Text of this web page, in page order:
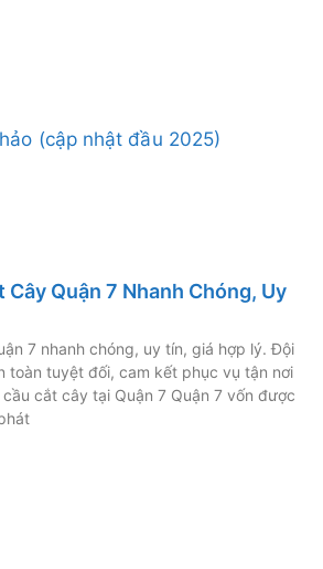
Cây Quận 7 Nhanh Chóng, Uy
7 nhanh chóng, uy tín, giá hợp lý. Đội
toàn tuyệt đối, cam kết phục vụ tận nơi
cầu cắt cây tại Quận 7 Quận 7 vốn được